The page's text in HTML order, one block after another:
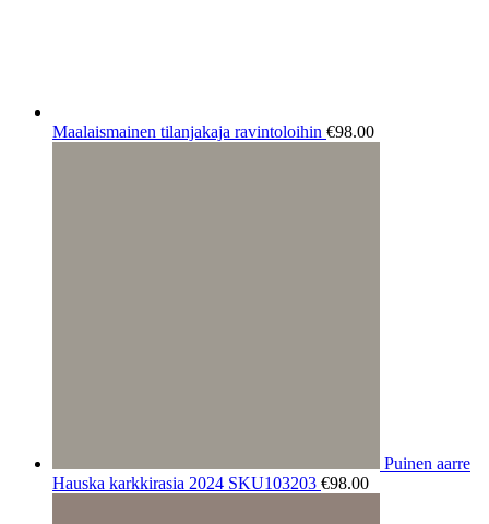
Maalaismainen tilanjakaja ravintoloihin €98.00
Puinen aarre
Hauska karkkirasia 2024 SKU103203 €98.00